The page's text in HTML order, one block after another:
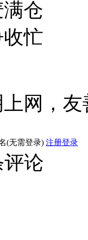
仓
忙
上网，
(无需登录) 注册登录
评论